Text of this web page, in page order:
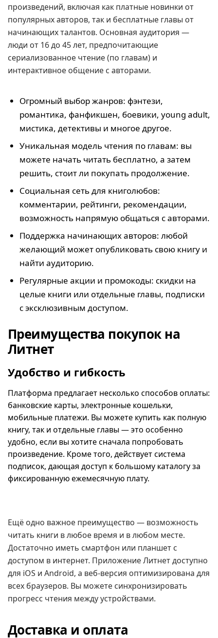
произведений, включая как платные новинки от
популярных авторов, так и бесплатные главы от
начинающих талантов. Основная аудитория —
люди от 16 до 45 лет, предпочитающие
сериализованное чтение (по главам) и
интерактивное общение с авторами.
Огромный выбор жанров: фэнтези,
романтика, фанфикшен, боевики, young adult,
мистика, детективы и многое другое.
Уникальная модель чтения по главам: вы
можете начать читать бесплатно, а затем
решить, стоит ли покупать продолжение.
Социальная сеть для книголюбов:
комментарии, рейтинги, рекомендации,
возможность напрямую общаться с авторами.
Поддержка начинающих авторов: любой
желающий может опубликовать свою книгу и
найти аудиторию.
Регулярные акции и промокоды: скидки на
целые книги или отдельные главы, подписки
с эксклюзивным доступом.
Преимущества покупок на
Литнет
Удобство и гибкость
Платформа предлагает несколько способов оплаты:
банковские карты, электронные кошельки,
мобильные платежи. Вы можете купить как полную
книгу, так и отдельные главы — это особенно
удобно, если вы хотите сначала попробовать
произведение. Кроме того, действует система
подписок, дающая доступ к большому каталогу за
фиксированную ежемесячную плату.
Ещё одно важное преимущество — возможность
читать книги в любое время и в любом месте.
Достаточно иметь смартфон или планшет с
доступом в интернет. Приложение Литнет доступно
для iOS и Android, а веб-версия оптимизирована для
всех браузеров. Вы можете синхронизировать
прогресс чтения между устройствами.
Доставка и оплата